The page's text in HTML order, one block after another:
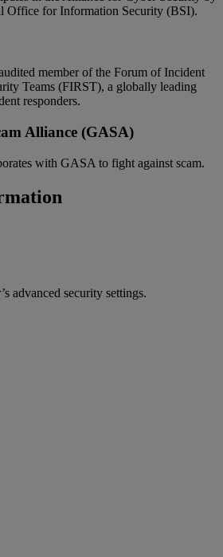
Office for Information Security (BSI).
member of the Forum of Incident
Teams (FIRST), a globally leading
responders.
Alliance (GASA)
with GASA to fight against scam.
advanced security settings.